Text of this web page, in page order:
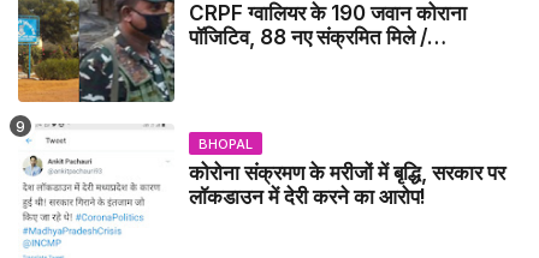
CRPF ग्वालियर के 190 जवान कोराना
पॉजिटिव, 88 नए संक्रमित मिले /
BHOPAL
कोरोना संक्रमण के मरीजों में बृद्धि, सरकार पर
लॉकडाउन में देरी करने का आरोप!